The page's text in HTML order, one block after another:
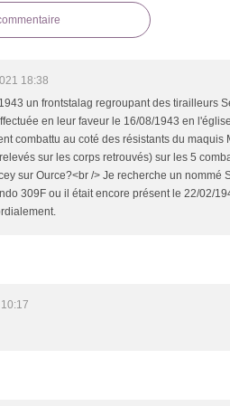
18:38
un frontstalag regroupant des tirailleurs
en leur faveur le 16/08/1943 en
combattu au coté des résistants du maquis
sur les corps retrouvés) sur les 5
sur Ource?<br /> Je recherche un nommé
309F ou il était encore présent le 22/02/